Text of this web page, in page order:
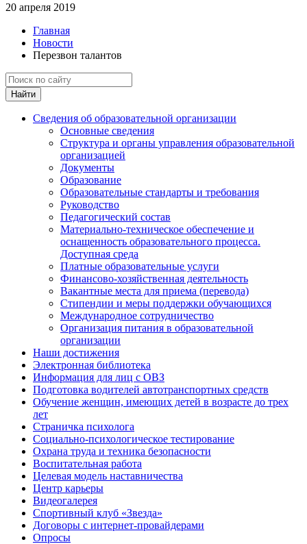
20 апреля 2019
Главная
Новости
Перезвон талантов
Найти
Сведения об образовательной организации
Основные сведения
Структура и органы управления образовательной
организацией
Документы
Образование
Образовательные стандарты и требования
Руководство
Педагогический состав
Материально-техническое обеспечение и
оснащенность образовательного процесса.
Доступная среда
Платные образовательные услуги
Финансово-хозяйственная деятельность
Вакантные места для приема (перевода)
Стипендии и меры поддержки обучающихся
Международное сотрудничество
Организация питания в образовательной
организации
Наши достижения
Электронная библиотека
Информация для лиц с ОВЗ
Подготовка водителей автотранспортных средств
Обучение женщин, имеющих детей в возрасте до трех
лет
Страничка психолога
Социально-психологическое тестирование
Охрана труда и техника безопасности
Воспитательная работа
Целевая модель наставничества
Центр карьеры
Видеогалерея
Спортивный клуб «Звезда»
Договоры с интернет-провайдерами
Опросы